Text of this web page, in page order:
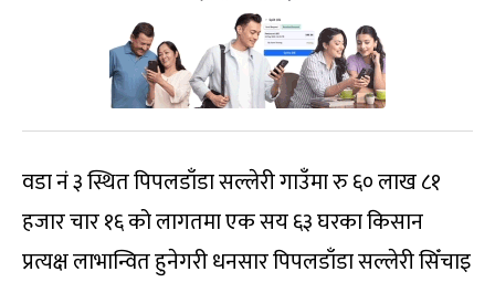
वडा नं ३ स्थित पिपलडाँडा सल्लेरी गाउँमा रु ६० लाख ८१
हजार चार १६ को लागतमा एक सय ६३ घरका किसान
प्रत्यक्ष लाभान्वित हुनेगरी धनसार पिपलडाँडा सल्लेरी सिँचाइ